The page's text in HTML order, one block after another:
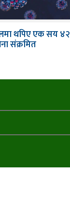
थपिए एक सय ४२
संक्रमित